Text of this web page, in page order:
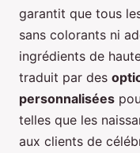
garantit que tous
sans colorants ni
ingrédients de
traduit par des
personnalisées
telles que les
aux clients de